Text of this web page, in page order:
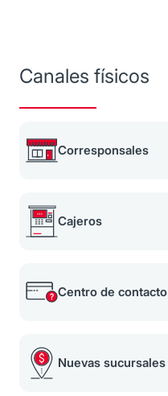
Canales físicos
Corresponsales
Cajeros
Centro de contacto
Nuevas sucursales